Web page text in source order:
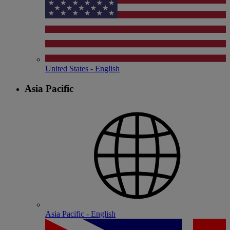
United States - English
Asia Pacific
Asia Pacific - English